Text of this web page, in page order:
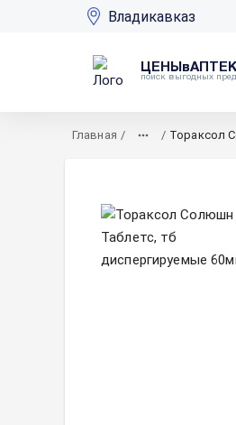
Владикавказ
поиск выгодных
Главная / / Тораксол